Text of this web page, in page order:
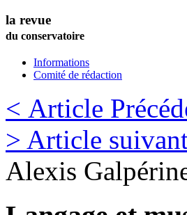
la revue
du conservatoire
Informations
Comité de rédaction
< Article
> Article
Alexis